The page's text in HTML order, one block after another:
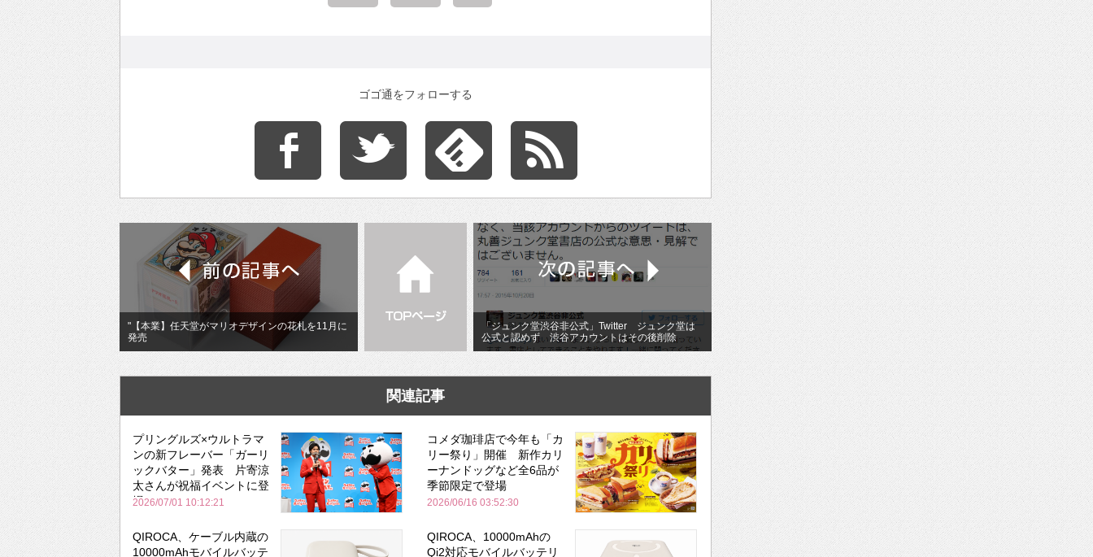
ゴゴ通をフォローする
"【本業】任天堂がマリオデザインの花札を11月に
発売
「ジュンク堂渋谷非公式」Twitter ジュンク堂は
公式と認めず 渋谷アカウントはその後削除
関連記事
プリングルズ×ウルトラマ
ンの新フレーバー「ガーリ
ックバター」発表 片寄涼
太さんが祝福イベントに登
場
2026/07/01 10:12:21
コメダ珈琲店で今年も「カ
リー祭り」開催 新作カリ
ーナンドッグなど全6品が
季節限定で登場
2026/06/16 03:52:30
QIROCA、ケーブル内蔵の
10000mAhモバイルバッテ
QIROCA、10000mAhの
Qi2対応モバイルバッテリ